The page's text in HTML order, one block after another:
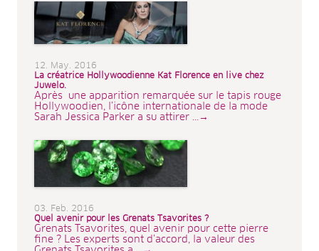
12. May. 2016
La créatrice Hollywoodienne Kat Florence en live chez
Juwelo.
Après une apparition remarquée sur le tapis rouge
Hollywoodien, l’icône internationale de la mode
Sarah Jessica Parker a su attirer ...→
03. Feb. 2016
Quel avenir pour les Grenats Tsavorites ?
Grenats Tsavorites, quel avenir pour cette pierre
fine ? Les experts sont d’accord, la valeur des